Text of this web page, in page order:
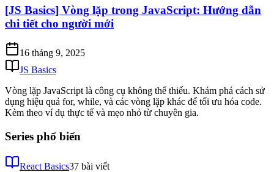
[JS Basics] Vòng lặp trong JavaScript: Hướng dẫn
chi tiết cho người mới
16 tháng 9, 2025
JS Basics
Vòng lặp JavaScript là công cụ không thể thiếu. Khám phá cách sử
dụng hiệu quả for, while, và các vòng lặp khác để tối ưu hóa code.
Kèm theo ví dụ thực tế và mẹo nhỏ từ chuyên gia.
Series phổ biến
React Basics37 bài viết